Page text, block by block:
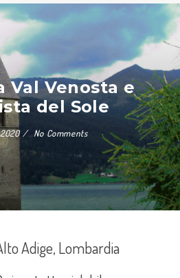
Val Venosta e
del Sole
No Comments
Adige, Lombardia